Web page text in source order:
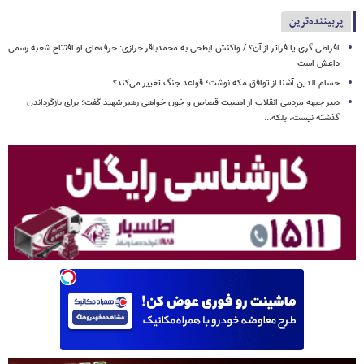
پربیننده‌ترین
افراطی گری یا فراتر از آن؟ / واکنش ابطحی به محمدباقر خرازی: حرف‌های او افتتاح شعبه رسمی
داعش است
حسام الدین آشنا از توافق مکه نوشت؛ قواعد جنگ تغییر می‌کند؟
دبیر جبهه مردمی انقلاب از اهمیت قصاص و خون خواهی رهبر شهید گفت؛ برای بازگرداندن
گذشته نیست، بلکه...